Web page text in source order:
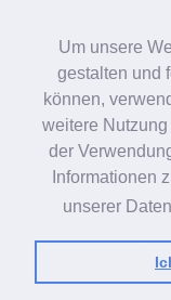
Um unsere
gestalten und
können,
weitere
der
Informationen
unserer